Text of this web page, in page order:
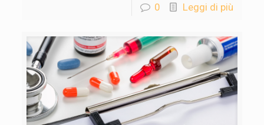
0 Leggi di più